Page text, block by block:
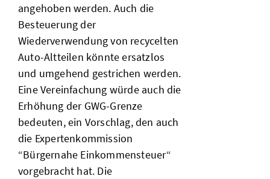
angehoben werden. Auch die
Besteuerung der
Wiederverwendung von recycelten
Auto-Altteilen könnte ersatzlos
und umgehend gestrichen werden.
Eine Vereinfachung würde auch die
Erhöhung der GWG-Grenze
bedeuten, ein Vorschlag, den auch
die Expertenkommission
“Bürgernahe Einkommensteuer“
vorgebracht hat. Die